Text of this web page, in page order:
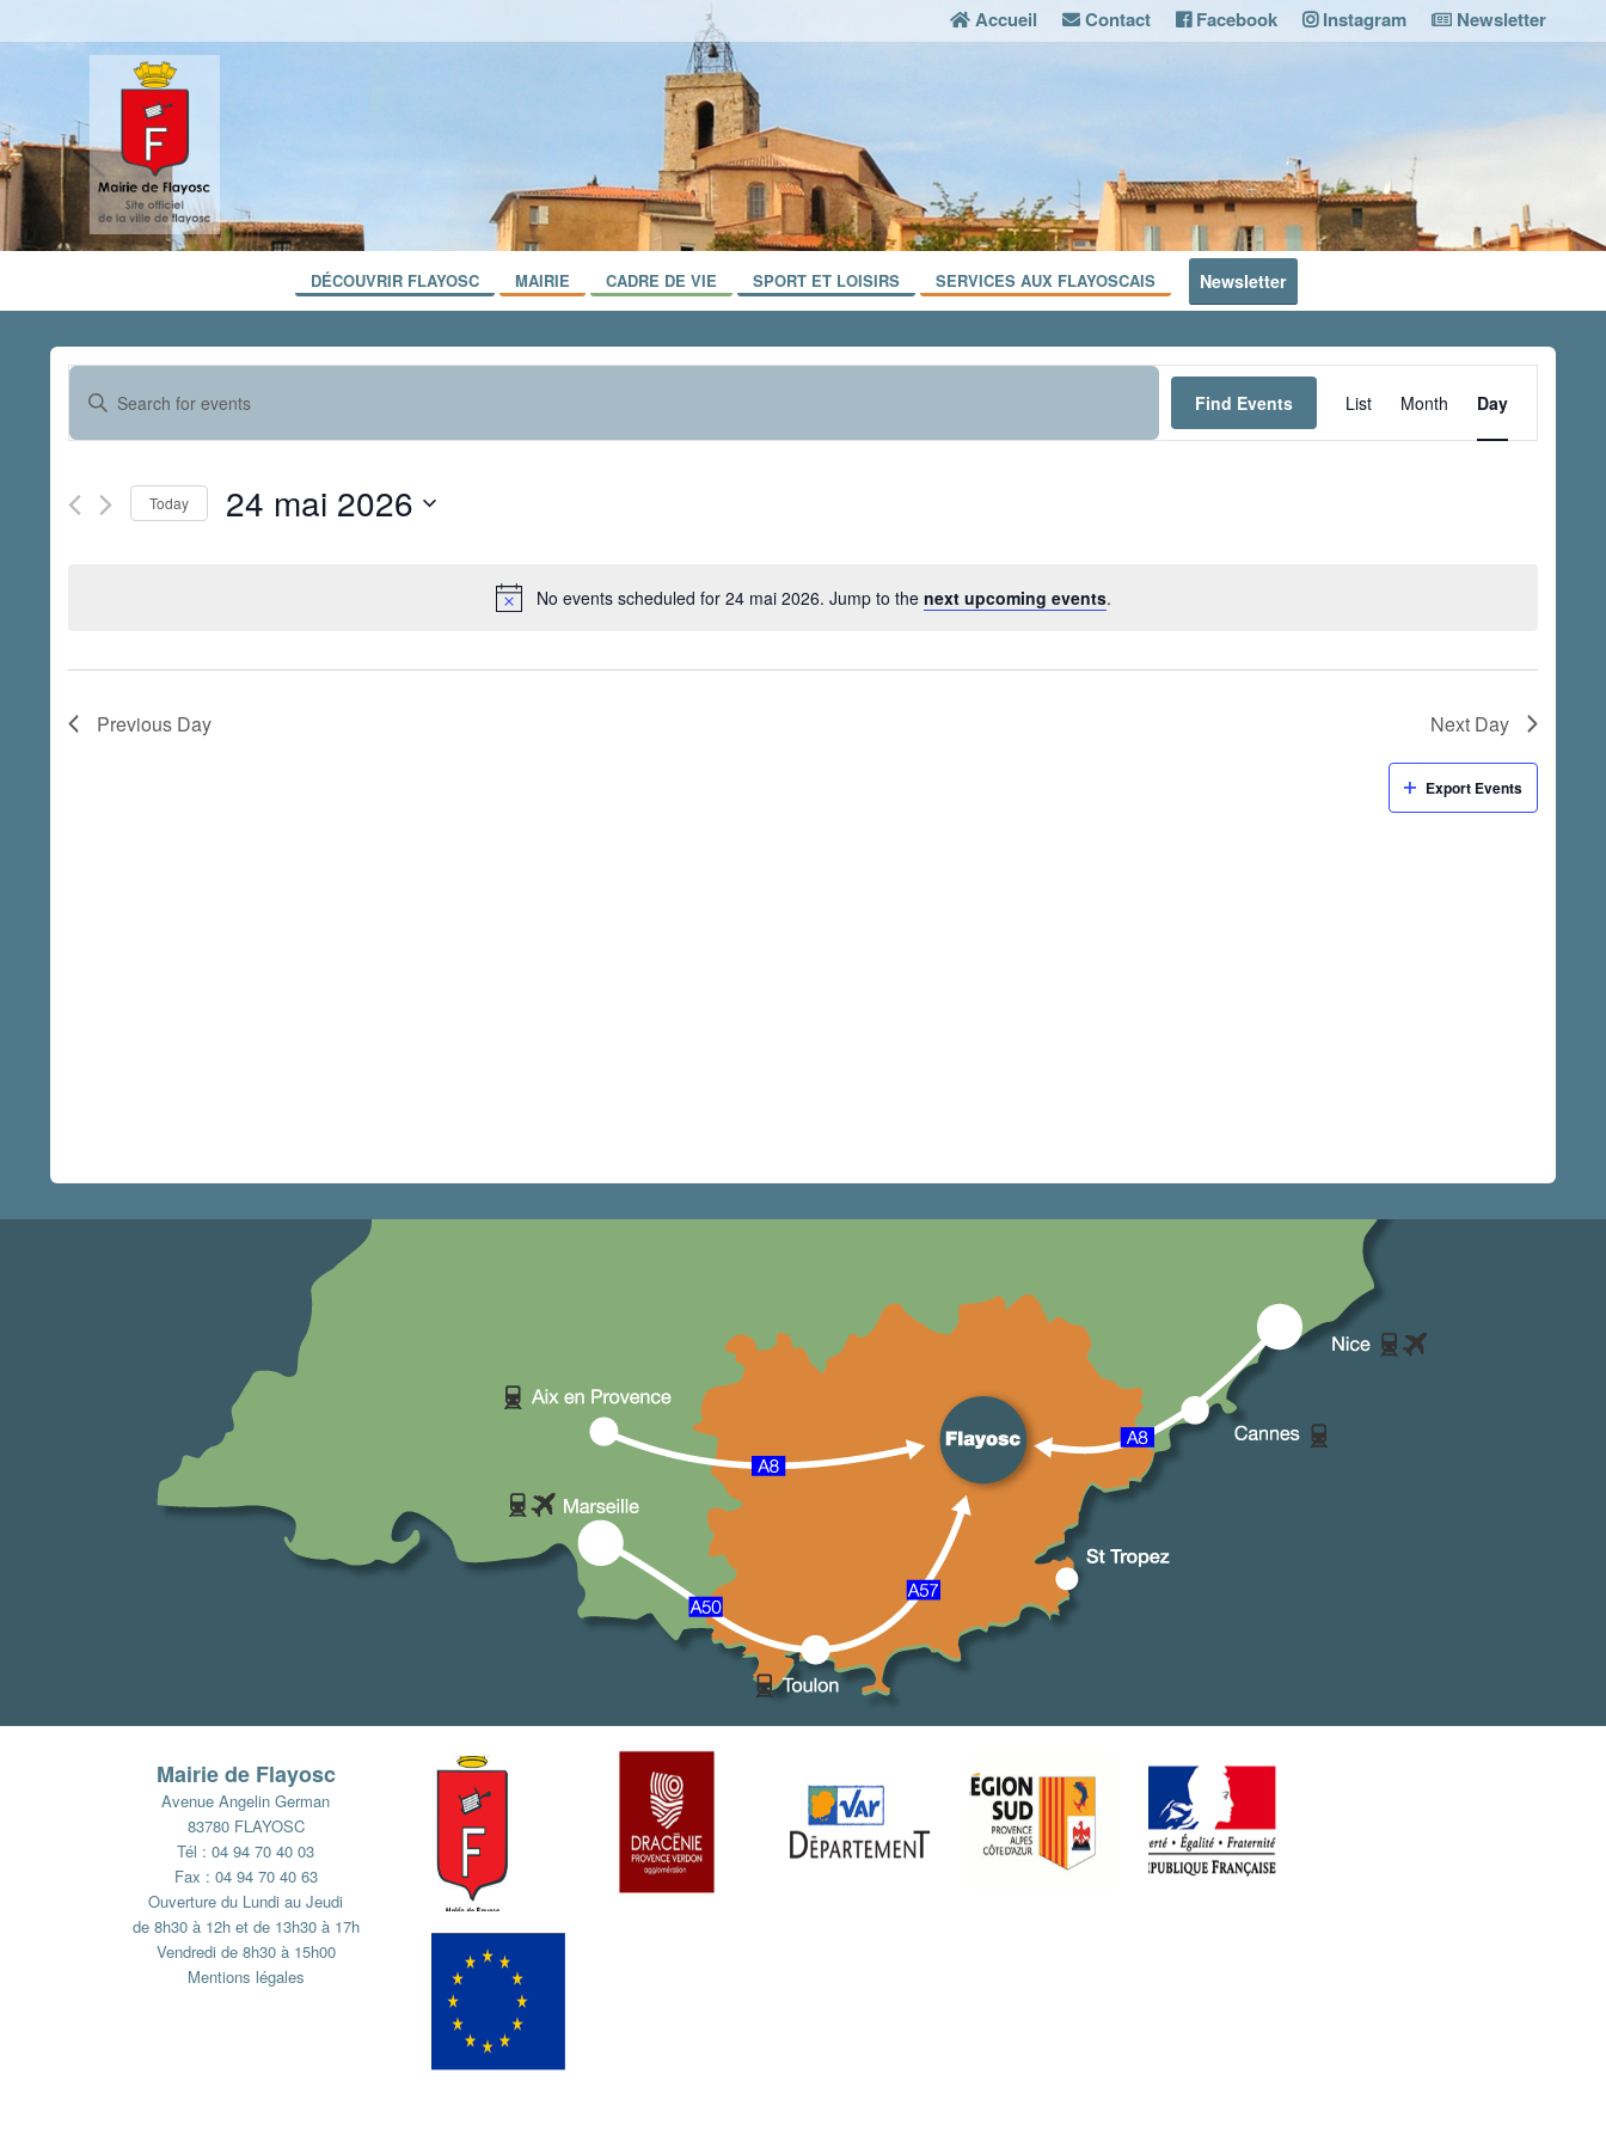
Accueil Contact Facebook Instagram Newsletter
DÉCOUVRIR FLAYOSC MAIRIE CADRE DE VIE SPORT ET LOISIRS SERVICES AUX FLAYOSCAIS Newsletter
No events scheduled for 24 mai 2026. Jump to the next upcoming events.
Events
Search
and
Views
Navigation
Enter
Keyword.
Search
Events
by
Find Events
Event
Views
Navigation
List Month Day
Today 24 mai 2026
Previous Day Next Day
Export Events
Mairie de Flayosc
Avenue Angelin German
83780 FLAYOSC
Tél : 04 94 70 40 03
Fax : 04 94 70 40 63
Ouverture du Lundi au Jeudi
de 8h30 à 12h et de 13h30 à 17h
Vendredi de 8h30 à 15h00
Mentions légales